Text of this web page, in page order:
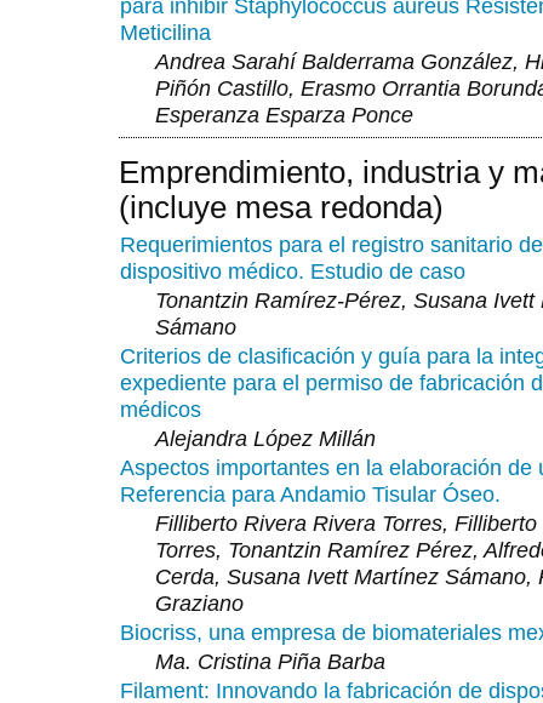
para inhibir Staphylococcus aureus
Meticilina
Andrea Sarahí Balderrama González,
Piñón Castillo, Erasmo Orrantia
Esperanza Esparza Ponce
Emprendimiento, industria y
(incluye mesa redonda)
Requerimientos para el registro sanitario
dispositivo médico. Estudio de caso
Tonantzin Ramírez-Pérez, Susana Ivett
Sámano
Criterios de clasificación y guía para la
expediente para el permiso de fabricación
médicos
Alejandra López Millán
Aspectos importantes en la elaboración de
Referencia para Andamio Tisular Óseo.
Filliberto Rivera Rivera Torres,
Torres, Tonantzin Ramírez Pérez,
Cerda, Susana Ivett Martínez Sámano,
Graziano
Biocriss, una empresa de biomateriales
Ma. Cristina Piña Barba
Filament: Innovando la fabricación de